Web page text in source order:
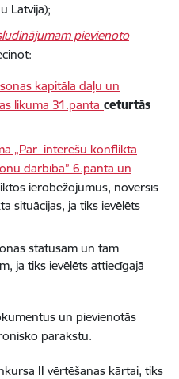
Latvijā);
pievienoto
kapitāla daļu un
likuma 31.panta ceturtās
„Par interešu konflikta
darbībā” 6.panta un
ierobežojumus, novērsīs
situācijas, ja tiks ievēlēts
statusam un tam
ja tiks ievēlēts attiecīgajā
un pievienotās
parakstu.
II vērtēšanas kārtai, tiks